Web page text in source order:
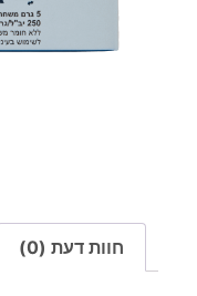
חוות דעת (0)